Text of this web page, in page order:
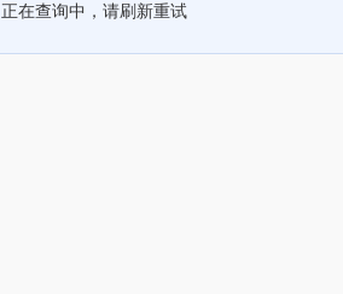
正在查询中，请刷新重试